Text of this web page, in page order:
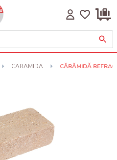
CARAMIDA CĂRĂMIDĂ